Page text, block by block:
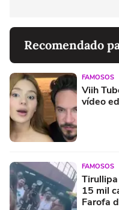
Recomendado
FAMOSOS
Viih
vídeo
FAMOSOS
15 mil
Farofa